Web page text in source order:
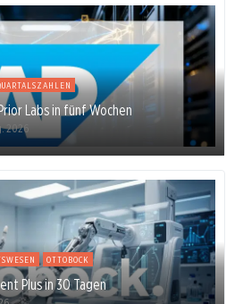
Labs in fünf Wochen
2026
OTTOBOCK
Plus in 30 Tagen